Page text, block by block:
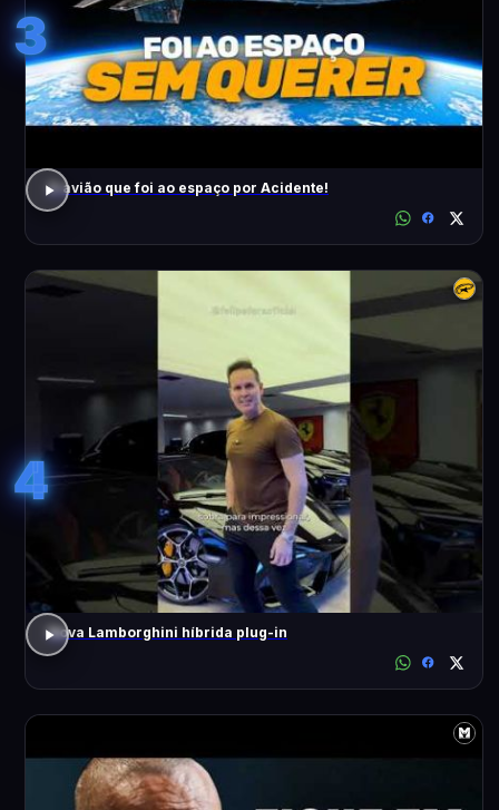
3
O avião que foi ao espaço por Acidente!
4
Nova Lamborghini híbrida plug-in